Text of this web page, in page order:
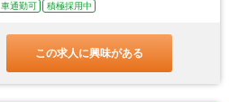
車通勤可 積極採用中
この求人に興味がある